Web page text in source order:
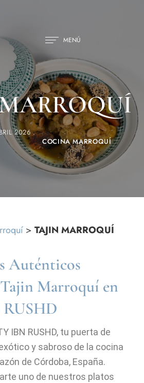
MENÚ
2026
COCINA MARROQUÍ
> TAJIN MARROQUÍ
Auténticos
Tajin Marroquí en
IBN RUSHD, tu puerta de
y sabroso de la cocina
de Córdoba, España.
uno de nuestros platos